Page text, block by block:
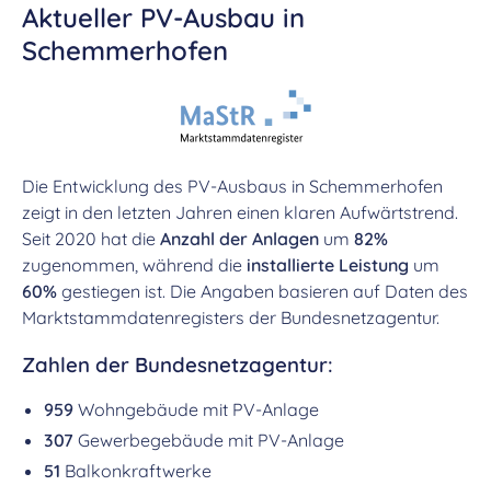
Aktueller PV-Ausbau in
Schemmerhofen
Die Entwicklung des PV-Ausbaus in Schemmerhofen
zeigt in den letzten Jahren einen klaren Aufwärtstrend.
Seit 2020 hat die Anzahl der Anlagen um 82%
zugenommen, während die installierte Leistung um
60% gestiegen ist. Die Angaben basieren auf Daten des
Marktstammdatenregisters der Bundesnetzagentur.
Zahlen der Bundesnetzagentur:
959 Wohngebäude mit PV-Anlage
307 Gewerbegebäude mit PV-Anlage
51 Balkonkraftwerke